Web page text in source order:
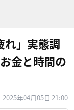
れ」実態調
金と時間の
2025年04月05日 21:00